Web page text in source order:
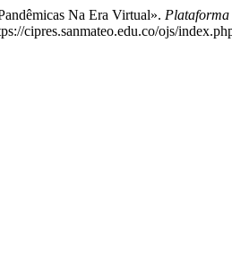
Na Era Virtual».
cipres.sanmateo.edu.co/ojs/